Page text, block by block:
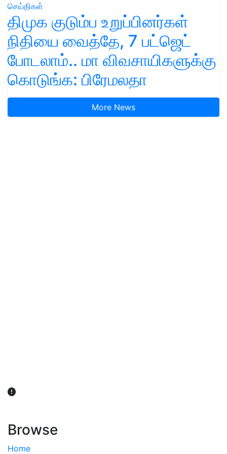
செய்திகள்
திமுக குடும்ப உறுப்பினர்கள்
நிதியை வைத்தே, 7 பட்ஜெட்
போடலாம்.. மா விவசாயிகளுக்கு
கொடுங்க: பிரேமலதா
More News
Browse
Home